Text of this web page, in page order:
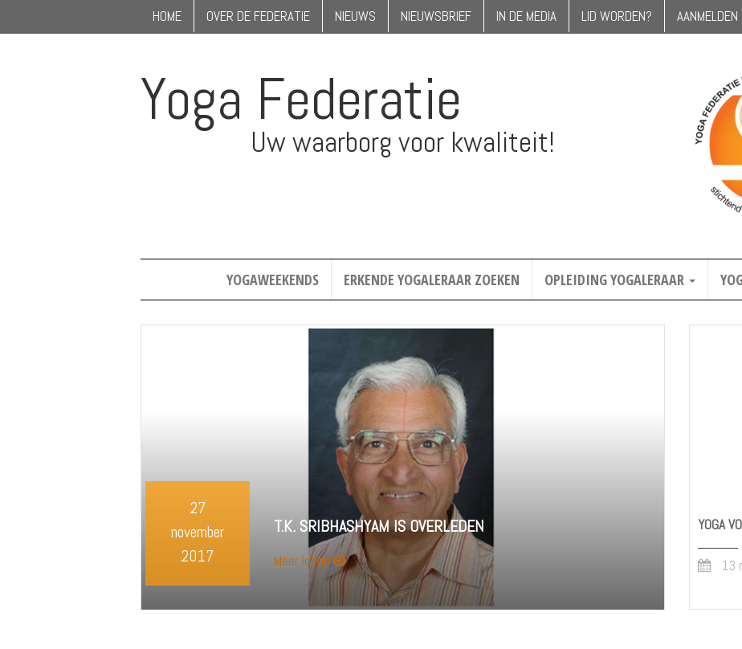
HOME OVER DE FEDERATIE NIEUWS NIEUWSBRIEF IN DE MEDIA LID WORDEN? AANMELDEN
Yoga Federatie
Uw waarborg voor kwaliteit!
YOGAWEEKENDS ERKENDE YOGALERAAR ZOEKEN OPLEIDING YOGALERAAR
T.K. SRIBHASHYAM IS OVERLEDEN
27
november
2017
Meer lezen
YOGA
13